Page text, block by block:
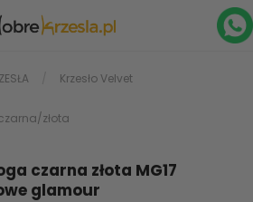
Krzesło Velvet
złota
czarna złota MG17
glamour